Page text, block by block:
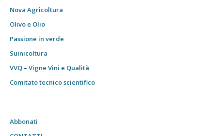
Nova Agricoltura
Olivo e Olio
Passione in verde
Suinicoltura
VVQ – Vigne Vini e Qualità
Comitato tecnico scientifico
Abbonati